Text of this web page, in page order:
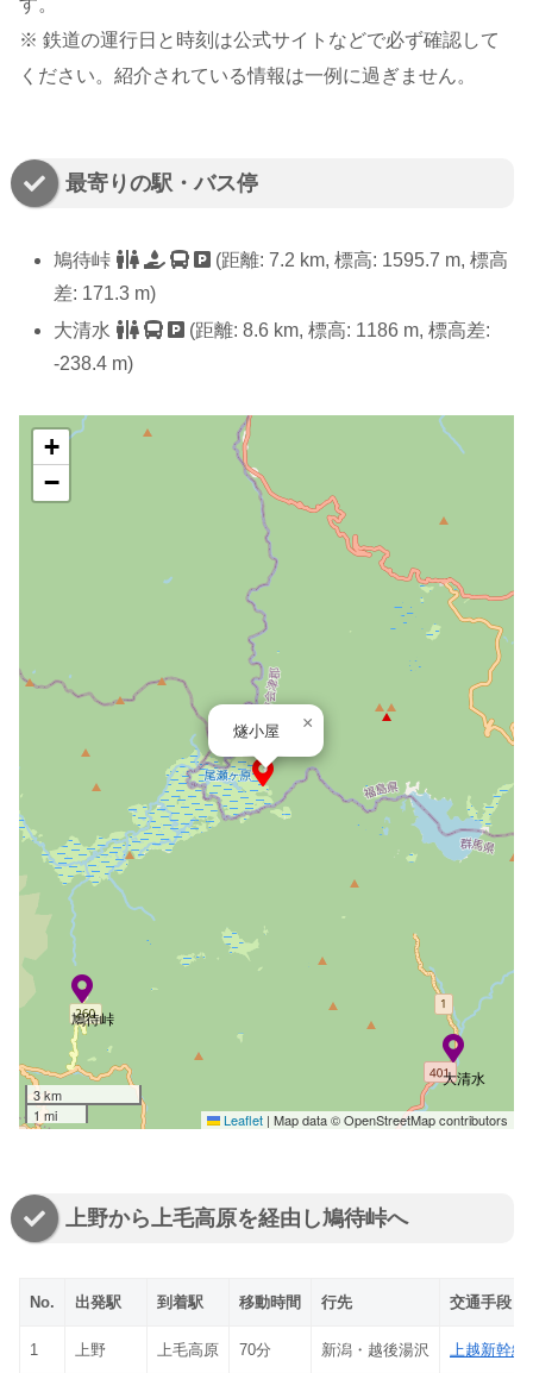
す。
※ 鉄道の運行日と時刻は公式サイトなどで必ず確認して
ください。紹介されている情報は一例に過ぎません。
最寄りの駅・バス停
鳩待峠
差: 171.3 m)
大清水
-238.4 m)
鳩待峠
大清水
燧小屋 ×
+
−
3 km
1 mi
Leaflet | Map data © OpenStreetMap contributors
上野から上毛高原を経由し鳩待峠へ
No. 出発駅 到着駅 移動時間 行先 交通手段
1 上野 上毛高原 70分 新潟・越後湯沢 上越新幹線